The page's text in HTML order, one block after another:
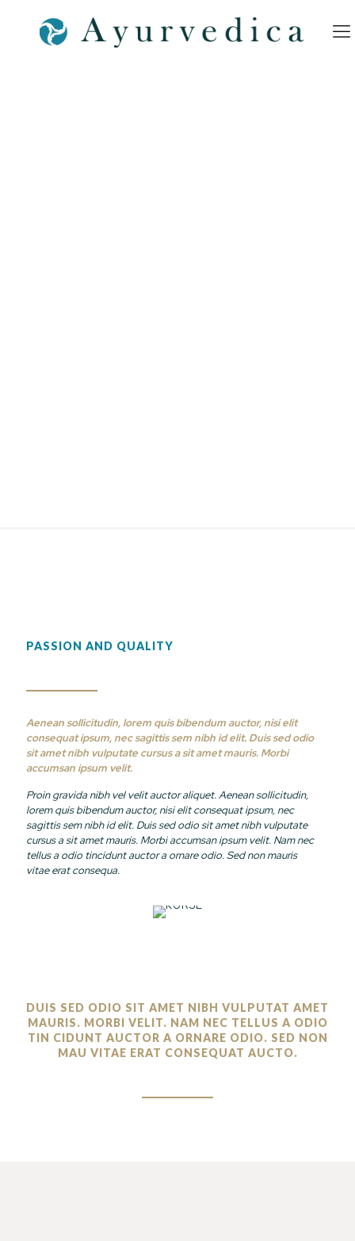
PASSION AND QUALITY
Aenean sollicitudin, lorem quis bibendum auctor, nisi elit
consequat ipsum, nec sagittis sem nibh id elit. Duis sed odio
sit amet nibh vulputate cursus a sit amet mauris. Morbi
accumsan ipsum velit.
Proin gravida nibh vel velit auctor aliquet. Aenean sollicitudin,
lorem quis bibendum auctor, nisi elit consequat ipsum, nec
sagittis sem nibh id elit. Duis sed odio sit amet nibh vulputate
cursus a sit amet mauris. Morbi accumsan ipsum velit. Nam nec
tellus a odio tincidunt auctor a ornare odio. Sed non mauris
vitae erat consequa.
DUIS SED ODIO SIT AMET NIBH VULPUTAT AMET
MAURIS. MORBI VELIT. NAM NEC TELLUS A ODIO
TIN CIDUNT AUCTOR A ORNARE ODIO. SED NON
MAU VITAE ERAT CONSEQUAT AUCTO.